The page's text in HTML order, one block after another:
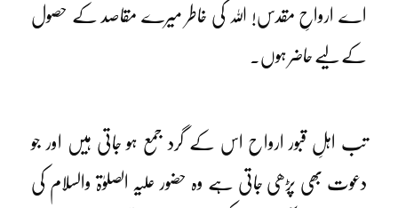
اے ارواحِ مقدس! اللہ کی خاطر میرے مقاصد کے حصول
کے لیے حاضر ہوں۔
تب اہلِ قبور ارواح اس کے گرد جمع ہو جاتی ہیں اور جو
دعوت بھی پڑھی جاتی ہے وہ حضور علیہ الصلوٰۃ والسلام کی